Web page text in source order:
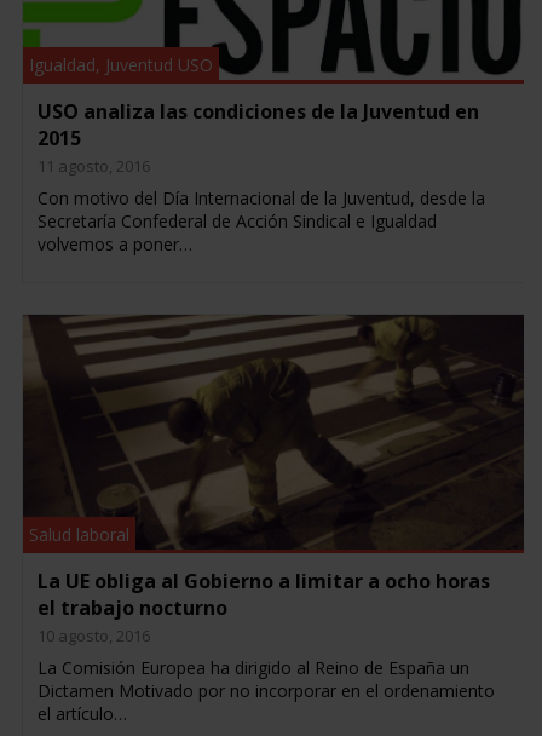
Igualdad, Juventud USO
USO analiza las condiciones de la Juventud en
2015
11 agosto, 2016
Con motivo del Día Internacional de la Juventud, desde la
Secretaría Confederal de Acción Sindical e Igualdad
volvemos a poner…
Salud laboral
La UE obliga al Gobierno a limitar a ocho horas
el trabajo nocturno
10 agosto, 2016
La Comisión Europea ha dirigido al Reino de España un
Dictamen Motivado por no incorporar en el ordenamiento
el artículo…